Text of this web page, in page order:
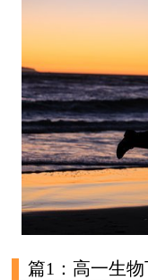
篇1：高一生